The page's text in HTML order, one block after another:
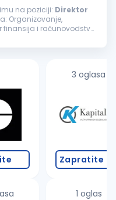
na poziciji: Direktor
finansija i računovodstva
3 oglasa
Zapratite
1 oglas